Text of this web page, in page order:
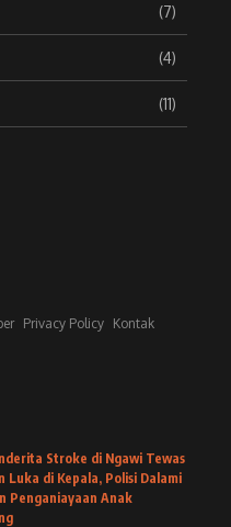
(7)
(4)
(11)
Privacy Policy Kontak
Stroke di Ngawi Tewas
Luka di Kepala, Polisi Dalami
Penganiayaan Anak